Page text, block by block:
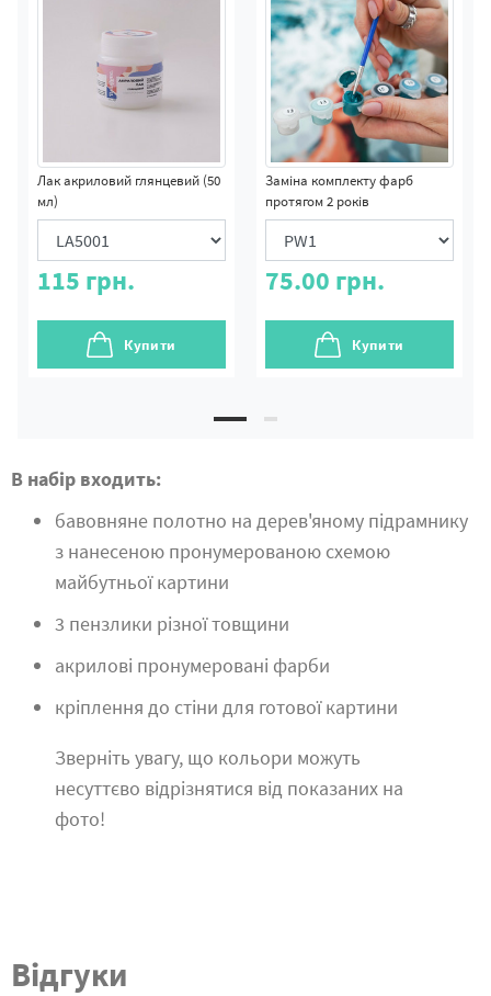
Лак акриловий глянцевий (50
мл)
115 грн.
Купити
Заміна комплекту фарб
протягом 2 років
75.00 грн.
Купити
В набір входить:
бавовняне полотно на дерев'яному підрамнику
з нанесеною пронумерованою схемою
майбутньої картини
3 пензлики різної товщини
акрилові пронумеровані фарби
кріплення до стіни для готової картини
Зверніть увагу, що кольори можуть
несуттєво відрізнятися від показаних на
фото!
Відгуки